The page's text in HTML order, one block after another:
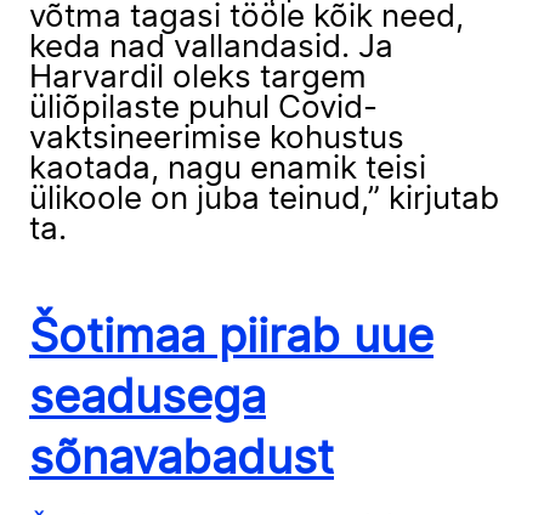
võtma tagasi tööle kõik need,
keda nad vallandasid. Ja
Harvardil oleks targem
üliõpilaste puhul Covid-
vaktsineerimise kohustus
kaotada, nagu enamik teisi
ülikoole on juba teinud,” kirjutab
ta.
Šotimaa piirab uue
seadusega
sõnavabadust